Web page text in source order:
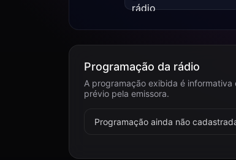
Programação da rádio
A programação exibida é
prévio pela emissora.
Programação ainda não